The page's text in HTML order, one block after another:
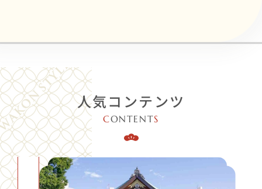
人気コンテンツ
CONTENTS